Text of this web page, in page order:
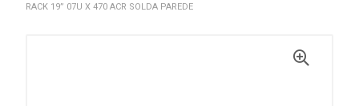
RACK 19” 07U X 470 ACR SOLDA PAREDE